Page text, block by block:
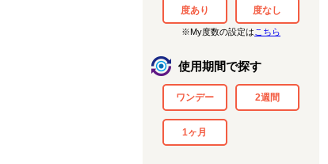
度あり 度なし
※My度数の設定は こちら
使用期間で探す
ワンデー 2週間
1ヶ月